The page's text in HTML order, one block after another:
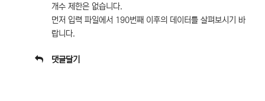
개수 제한은 없습니다.
먼저 입력 파일에서 190번째 이후의 데이터를 살펴보시기 바
랍니다.
댓글달기